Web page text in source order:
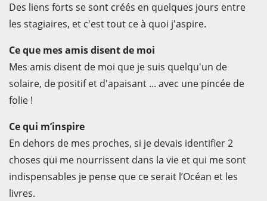
Des liens forts se sont créés en quelques jours entre
les stagiaires, et c'est tout ce à quoi j'aspire.
Ce que mes amis disent de moi
Mes amis disent de moi que je suis quelqu'un de
solaire, de positif et d'apaisant ... avec une pincée de
folie !
Ce qui m’inspire
En dehors de mes proches, si je devais identifier 2
choses qui me nourrissent dans la vie et qui me sont
indispensables je pense que ce serait l’Océan et les
livres.